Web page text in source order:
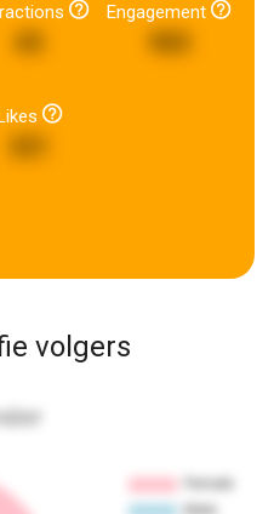
Engagement
volgers